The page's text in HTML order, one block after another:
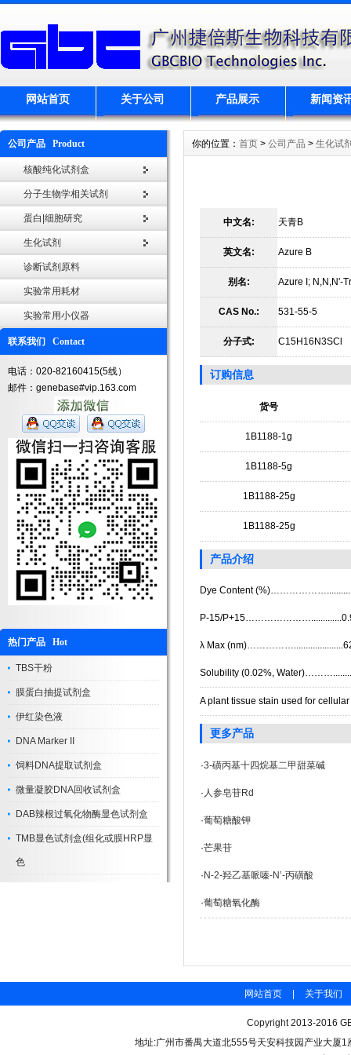
网站首页 关于公司 产品展示 新闻资
公司产品 Product
核酸纯化试剂盒
分子生物学相关试剂
蛋白|细胞研究
生化试剂
诊断试剂原料
实验常用耗材
实验常用小仪器
联系我们 Contact
电话：020-82160415(5线）
邮件：genebase#vip.163.com
热门产品 Hot
TBS干粉
膜蛋白抽提试剂盒
伊红染色液
DNA Marker II
饲料DNA提取试剂盒
微量凝胶DNA回收试剂盒
DAB辣根过氧化物酶显色试剂盒
TMB显色试剂盒(组化或膜HRP显
色
你的位置： 首页 > 公司产品 > 生化试
中文名: 天青B
英文名: Azure B
别名: Azure I; N,N,N'-
CAS No.: 531-55-5
分子式: C15H16N3SCl
订购信息
货号
1B1188-1g
1B1188-5g
1B1188-25g
1B1188-25g
产品介绍
Dye Content
P-15/
λ Max
Solubility (0.02%,
A plant tissue stain used for
更多产品
·3-磺丙基十四烷基二甲甜菜碱
· 人参皂苷Rd
·葡萄糖酸钾
·芒果苷
· N-2-羟乙基哌嗪-N’-丙磺酸
·葡萄糖氧化酶
网站首页 关于我们
Copyright 2013-2016
地址:广州市番禺大道北555号天安科技园产业大厦